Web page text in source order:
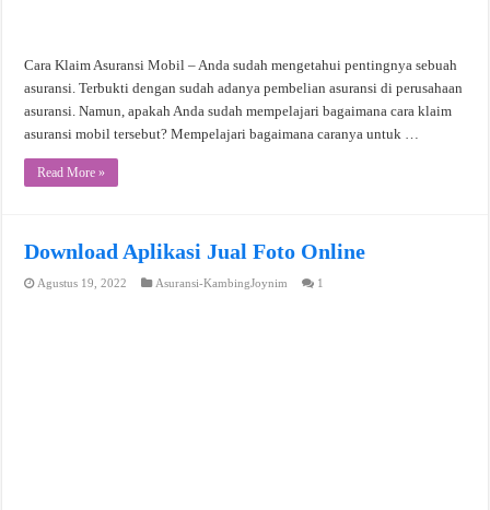
Cara Klaim Asuransi Mobil – Anda sudah mengetahui pentingnya sebuah
asuransi. Terbukti dengan sudah adanya pembelian asuransi di perusahaan
asuransi. Namun, apakah Anda sudah mempelajari bagaimana cara klaim
asuransi mobil tersebut? Mempelajari bagaimana caranya untuk …
Read More »
Download Aplikasi Jual Foto Online
Agustus 19, 2022 Asuransi-KambingJoynim 1